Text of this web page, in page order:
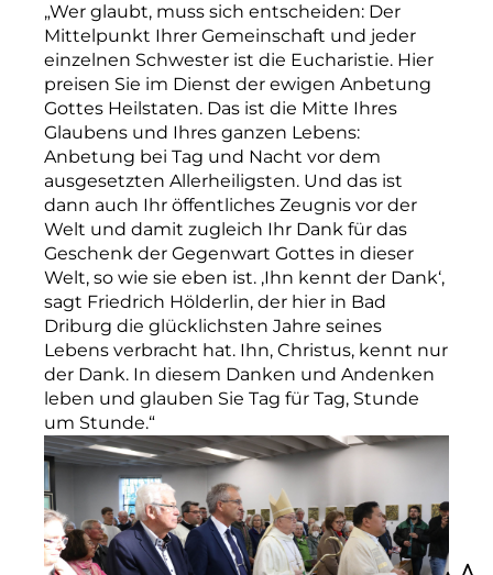
„Wer glaubt, muss sich entscheiden: Der
Mittelpunkt Ihrer Gemeinschaft und jeder
einzelnen Schwester ist die Eucharistie. Hier
preisen Sie im Dienst der ewigen Anbetung
Gottes Heilstaten. Das ist die Mitte Ihres
Glaubens und Ihres ganzen Lebens:
Anbetung bei Tag und Nacht vor dem
ausgesetzten Allerheiligsten. Und das ist
dann auch Ihr öffentliches Zeugnis vor der
Welt und damit zugleich Ihr Dank für das
Geschenk der Gegenwart Gottes in dieser
Welt, so wie sie eben ist. ‚Ihn kennt der Dank‘,
sagt Friedrich Hölderlin, der hier in Bad
Driburg die glücklichsten Jahre seines
Lebens verbracht hat. Ihn, Christus, kennt nur
der Dank. In diesem Danken und Andenken
leben und glauben Sie Tag für Tag, Stunde
um Stunde.“